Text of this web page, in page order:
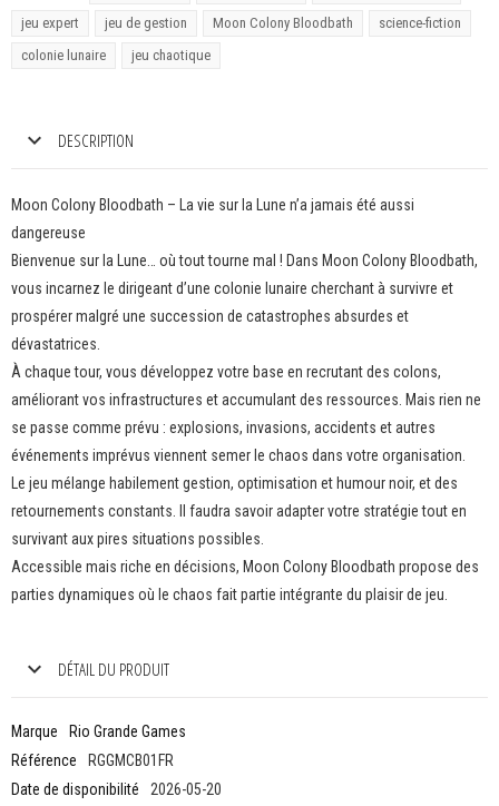
jeu expert
jeu de gestion Moon Colony Bloodbath
science-fiction
colonie lunaire
jeu chaotique
DESCRIPTION
Moon Colony Bloodbath – La vie sur la Lune n’a jamais été aussi
dangereuse
Bienvenue sur la Lune… où tout tourne mal ! Dans Moon Colony Bloodbath,
vous incarnez le dirigeant d’une colonie lunaire cherchant à survivre et
prospérer malgré une succession de catastrophes absurdes et
dévastatrices.
À chaque tour, vous développez votre base en recrutant des colons,
améliorant vos infrastructures et accumulant des ressources. Mais rien ne
se passe comme prévu : explosions, invasions, accidents et autres
événements imprévus viennent semer le chaos dans votre organisation.
Le jeu mélange habilement gestion, optimisation et humour noir, et des
retournements constants. Il faudra savoir adapter votre stratégie tout en
survivant aux pires situations possibles.
Accessible mais riche en décisions, Moon Colony Bloodbath propose des
parties dynamiques où le chaos fait partie intégrante du plaisir de jeu.
DÉTAIL DU PRODUIT
Marque
Rio Grande Games
Référence
RGGMCB01FR
Date de disponibilité
2026-05-20